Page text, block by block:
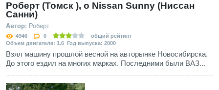
Роберт (Томск ), о Nissan Sunny (Ниссан
Санни)
Автор: Роберт
4946 0
общий рейтинг
Объем двигателя: 1.6 Год выпуска: 2000
Взял машину прошлой весной на авторынке Новосибирска.
До этого ездил на многих марках. Последними были ВАЗ...